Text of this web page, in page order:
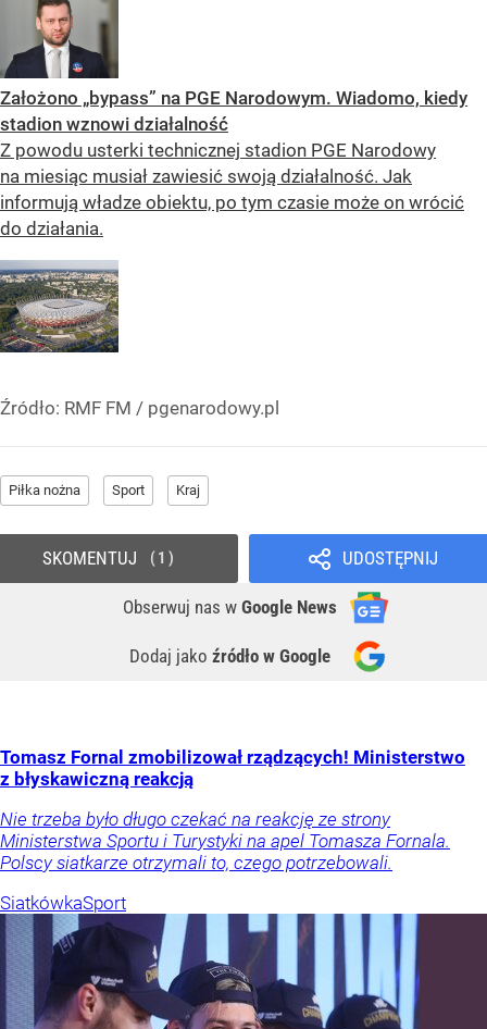
Założono „bypass” na PGE Narodowym. Wiadomo, kiedy
stadion wznowi działalność
Z powodu usterki technicznej stadion PGE Narodowy
na miesiąc musiał zawiesić swoją działalność. Jak
informują władze obiektu, po tym czasie może on wrócić
do działania.
Źródło: RMF FM / pgenarodowy.pl
Piłka nożna Sport Kraj
UDOSTĘPNIJ
Obserwuj nas w Google News
Dodaj jako źródło w Google
SKOMENTUJ 1
Tomasz Fornal zmobilizował rządzących! Ministerstwo
z błyskawiczną reakcją
Nie trzeba było długo czekać na reakcję ze strony
Ministerstwa Sportu i Turystyki na apel Tomasza Fornala.
Polscy siatkarze otrzymali to, czego potrzebowali.
SiatkówkaSport